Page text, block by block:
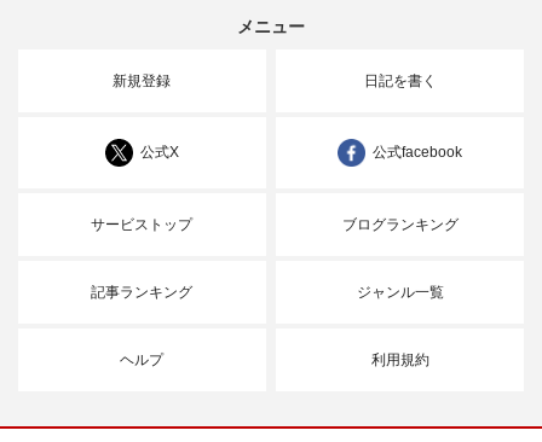
メニュー
新規登録 日記を書く
公式X 公式facebook
サービストップ ブログランキング
記事ランキング ジャンル一覧
ヘルプ 利用規約